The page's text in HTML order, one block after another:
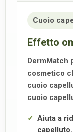
Cuoio
Effetto
DermMatch
cosmetico
cuoio
cuoio
Aiuta a
capelluto.